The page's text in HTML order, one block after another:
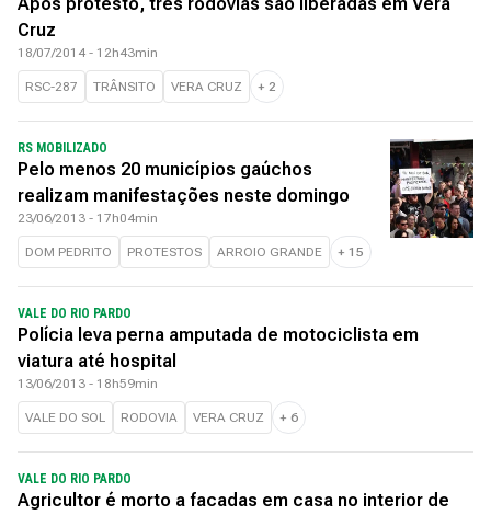
Cruz
18/07/2014 - 12h43min
RSC-287 TRÂNSITO VERA CRUZ + 2
RS MOBILIZADO
Pelo menos 20 municípios gaúchos
realizam manifestações neste domingo
23/06/2013 - 17h04min
DOM PEDRITO PROTESTOS ARROIO GRANDE + 15
VALE DO RIO PARDO
Polícia leva perna amputada de motociclista em
viatura até hospital
13/06/2013 - 18h59min
VALE DO SOL RODOVIA VERA CRUZ + 6
VALE DO RIO PARDO
Agricultor é morto a facadas em casa no interior de